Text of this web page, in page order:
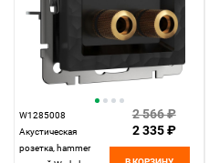
W1285008
Акустическая
розетка, hammer
2 566 ₽
2 335 ₽